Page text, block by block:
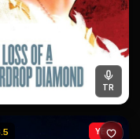
TR
YENİ